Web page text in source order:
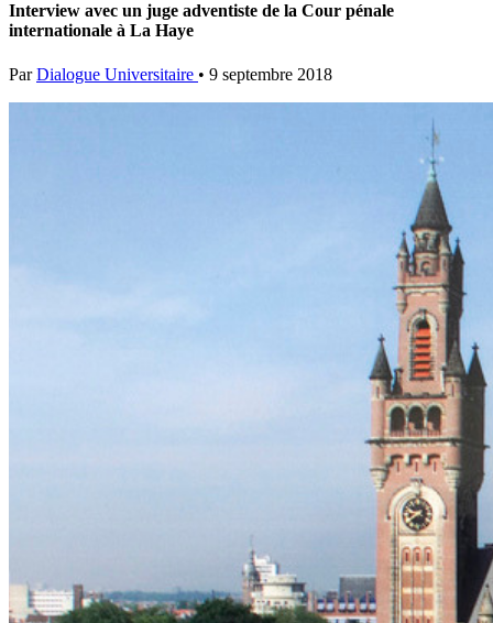
Interview avec un juge adventiste de la Cour pénale
internationale à La Haye
Par Dialogue Universitaire • 9 septembre 2018